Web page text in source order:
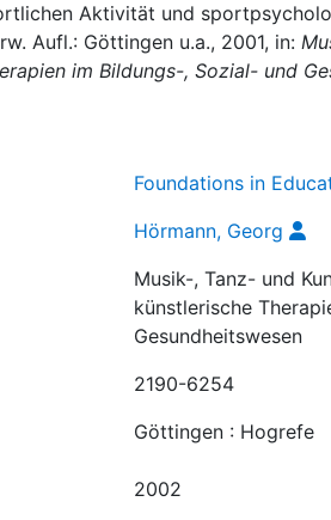
Aktivität und
Aufl.: Göttingen u.a., 2001, in:
im Bildungs-, Sozial- und
Foundations in
Hörmann, Georg
Musik-, Tanz- und
künstlerische
Gesundheitswesen
2190-6254
Göttingen : Hogrefe
2002